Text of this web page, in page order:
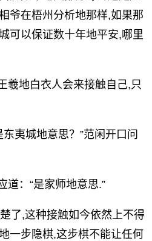
爷在梧州分析地那样,如果那
可以保证数十年地平安,哪里
地白衣人会来接触自己,只
夷城地意思？”范闲开口问
：“是家师地意思.”
了,这种接触如今依然上不得
一步隐棋,这步棋不能让任何